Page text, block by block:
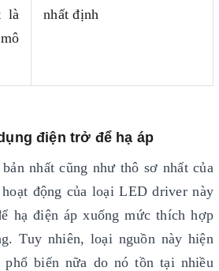
là
nhất định
điện trở để hạ áp
nhất cũng như thô sơ nhất của
động của loại LED driver này
hạ điện áp xuống mức thích hợp
Tuy nhiên, loại nguồn này hiện
phổ biến nữa do nó tồn tại nhiều